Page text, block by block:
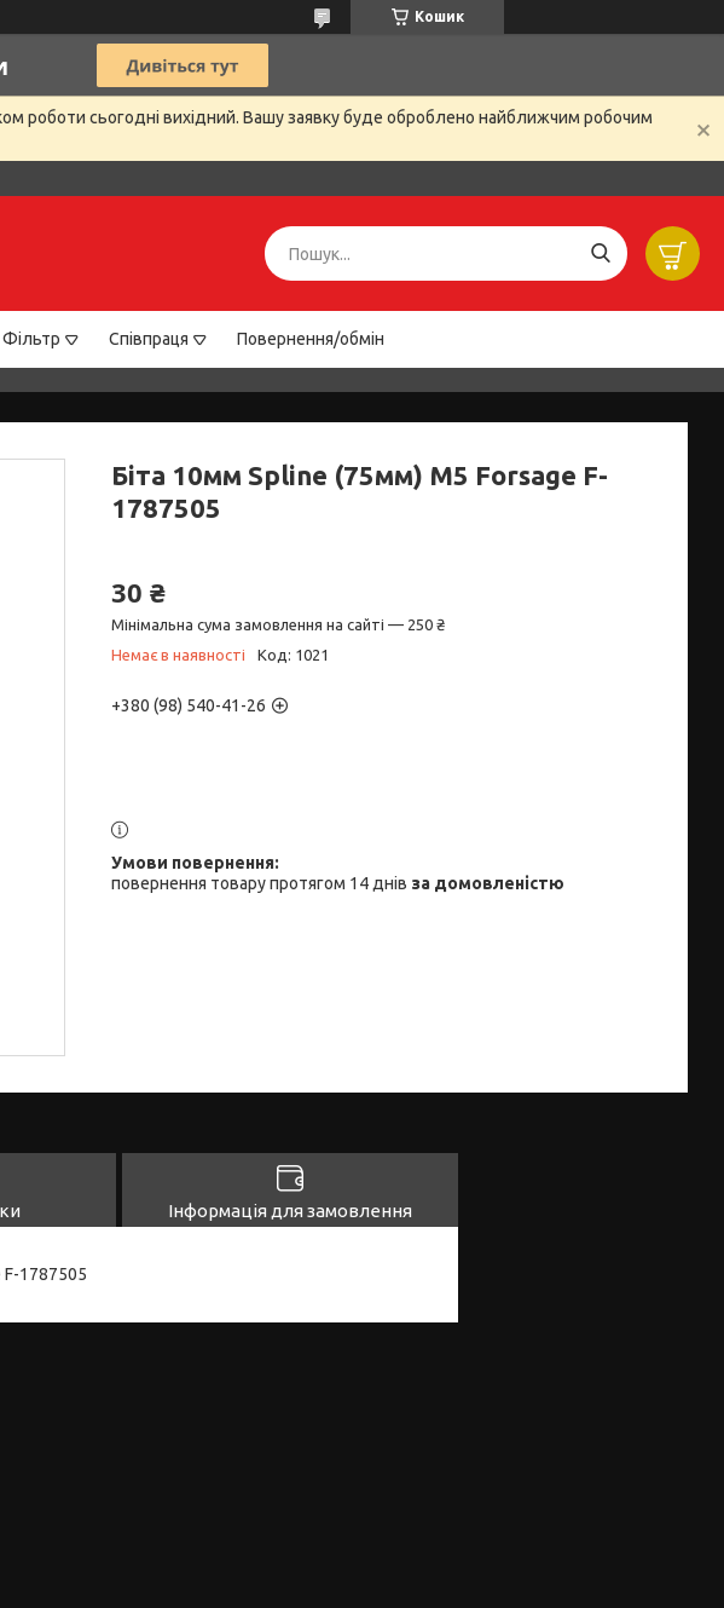
Кошик
роботи сьогодні вихідний. Вашу заявку буде оброблено найближчим робочим
Фільтр Співпраця Повернення/обмін
Біта 10мм Spline (75мм) M5 Forsage F-
1787505
30 ₴
Мінімальна сума замовлення на сайті — 250 ₴
Немає в наявності
Код: 1021
+380 (98) 540-41-26
повернення товару протягом 14 днів за домовленістю
Інформація для замовлення
1787505